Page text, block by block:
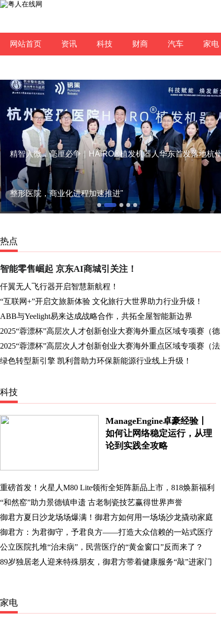
网站首页 资讯 科技 财商 汽车 家电
精智入微，毫厘必争｜HAIRO®植发机器人华东首发落地杭
整形医院，商业化进程加速推进"
热点
智能零售崛起 京东AI商城引关注！
仟翼无人飞行器开启智慧新航程！
“互联网+”开启文旅新体验 文化旅行大世界助力行业升级！
ABB与Yeelight易来达成战略合作，共拓全屋智能新边界
2025“蓉漂杯”高层次人才创新创业大赛海外重点区域专项赛（德
国赛区）圆满收官
2025“蓉漂杯”高层次人才创新创业大赛海外重点区域专项赛（法
国赛区）圆满收官
绿色转型新引擎 凯利普助力环保新能源行业线上升级！
科技
ManageEngine卓豪经验丨
如何让网络稳定运行，从理
论到实践全攻略
重磅首发！火星人M80 Lite领衔全矩阵新品上市，818焕新福利
同步开启
“和然窑”助力景德镇申遗 古老制瓷技艺赢得世界声誉
御君方夏日沙龙场场爆满！御君方如何用一场场沙龙撬动家庭
健康管理？
御君方：为君御守，予君良方——打造大众信赖的一站式医疗
健康生活服务平台
公立医院扎堆“治未病”，民营医疗的“黄金窗口”反而来了？
89岁独居老人迎来特殊朋友，御君方带着健康服务“敲”进家门
家电